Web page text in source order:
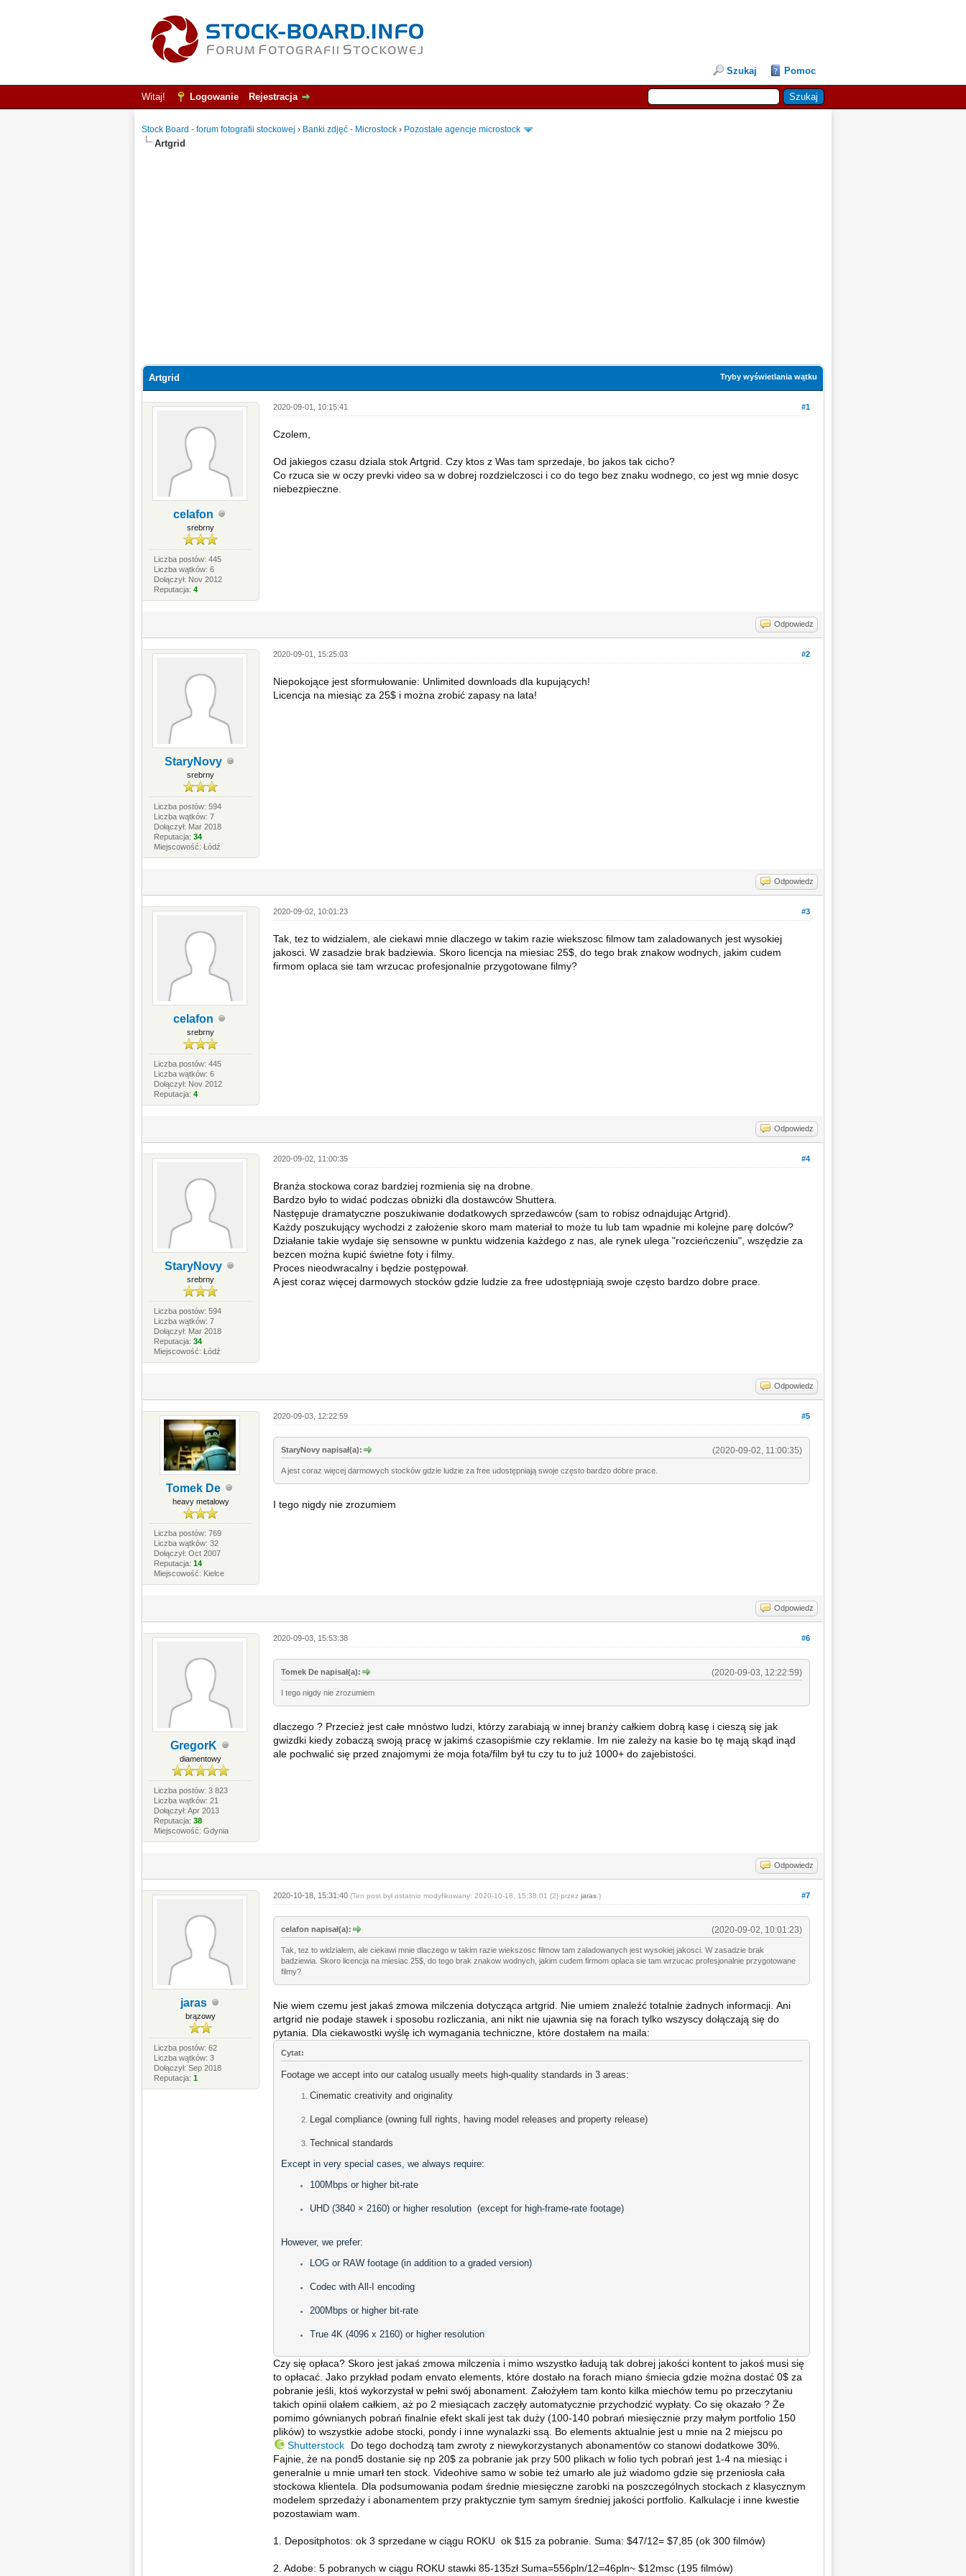
Szukaj Pomoc
Witaj! Logowanie Rejestracja
Stock Board - forum fotografii stockowej › Banki zdjęć - Microstock › Pozostałe agencje microstock
Artgrid
Tryby wyświetlania wątku
Artgrid
celafon
srebrny
Liczba postów: 445
Liczba wątków: 6
Dołączył: Nov 2012
Reputacja:4
#1
2020-09-01, 10:15:41
Czolem,
Od jakiegos czasu dziala stok Artgrid. Czy ktos z Was tam sprzedaje, bo jakos tak cicho?
Co rzuca sie w oczy prevki video sa w dobrej rozdzielczosci i co do tego bez znaku wodnego, co jest wg mnie dosyc
niebezpieczne.
Odpowiedz
StaryNovy
srebrny
Liczba postów: 594
Liczba wątków: 7
Dołączył: Mar 2018
Reputacja:34
Miejscowość: Łódź
#2
2020-09-01, 15:25:03
Niepokojące jest sformułowanie: Unlimited downloads dla kupujących!
Licencja na miesiąc za 25$ i można zrobić zapasy na lata!
Odpowiedz
celafon
srebrny
Liczba postów: 445
Liczba wątków: 6
Dołączył: Nov 2012
Reputacja:4
#3
2020-09-02, 10:01:23
Tak, tez to widzialem, ale ciekawi mnie dlaczego w takim razie wiekszosc filmow tam zaladowanych jest wysokiej
jakosci. W zasadzie brak badziewia. Skoro licencja na miesiac 25$, do tego brak znakow wodnych, jakim cudem
firmom oplaca sie tam wrzucac profesjonalnie przygotowane filmy?
Odpowiedz
StaryNovy
srebrny
Liczba postów: 594
Liczba wątków: 7
Dołączył: Mar 2018
Reputacja:34
Miejscowość: Łódź
#4
2020-09-02, 11:00:35
Branża stockowa coraz bardziej rozmienia się na drobne.
Bardzo było to widać podczas obniżki dla dostawców Shuttera.
Następuje dramatyczne poszukiwanie dodatkowych sprzedawców (sam to robisz odnajdując Artgrid).
Każdy poszukujący wychodzi z założenie skoro mam materiał to może tu lub tam wpadnie mi kolejne parę dolców?
Działanie takie wydaje się sensowne w punktu widzenia każdego z nas, ale rynek ulega "rozcieńczeniu", wszędzie za
bezcen można kupić świetne foty i filmy.
Proces nieodwracalny i będzie postępował.
A jest coraz więcej darmowych stocków gdzie ludzie za free udostępniają swoje często bardzo dobre prace.
Odpowiedz
Tomek De
heavy metalowy
Liczba postów: 769
Liczba wątków: 32
Dołączył: Oct 2007
Reputacja:14
Miejscowość: Kielce
#5
2020-09-03, 12:22:59
(2020-09-02, 11:00:35)
StaryNovy napisał(a):
A jest coraz więcej darmowych stocków gdzie ludzie za free udostępniają swoje często bardzo dobre prace.
I tego nigdy nie zrozumiem
Odpowiedz
GregorK
diamentowy
Liczba postów: 3 823
Liczba wątków: 21
Dołączył: Apr 2013
Reputacja:38
Miejscowość: Gdynia
#6
2020-09-03, 15:53:38
(2020-09-03, 12:22:59)
Tomek De napisał(a):
I tego nigdy nie zrozumiem
dlaczego ? Przecież jest całe mnóstwo ludzi, którzy zarabiają w innej branży całkiem dobrą kasę i cieszą się jak
gwizdki kiedy zobaczą swoją pracę w jakimś czasopiśmie czy reklamie. Im nie zależy na kasie bo tę mają skąd inąd
ale pochwalić się przed znajomymi że moja fota/film był tu czy tu to już 1000+ do zajebistości.
Odpowiedz
jaras
brązowy
Liczba postów: 62
Liczba wątków: 3
Dołączył: Sep 2018
Reputacja:1
#7
2020-10-18, 15:31:40 (Ten post był ostatnio modyfikowany: 2020-10-18, 15:38:01 {2} przez jaras.)
(2020-09-02, 10:01:23)
celafon napisał(a):
Tak, tez to widzialem, ale ciekawi mnie dlaczego w takim razie wiekszosc filmow tam zaladowanych jest wysokiej jakosci. W zasadzie brak
badziewia. Skoro licencja na miesiac 25$, do tego brak znakow wodnych, jakim cudem firmom oplaca sie tam wrzucac profesjonalnie przygotowane
filmy?
Nie wiem czemu jest jakaś zmowa milczenia dotycząca artgrid. Nie umiem znaleźć totalnie żadnych informacji. Ani
artgrid nie podaje stawek i sposobu rozliczania, ani nikt nie ujawnia się na forach tylko wszyscy dołączają się do
pytania. Dla ciekawostki wyślę ich wymagania techniczne, które dostałem na maila:
Cytat:
Footage we accept into our catalog usually meets high-quality standards in 3 areas:
Cinematic creativity and originality
Legal compliance (owning full rights, having model releases and property release)
Technical standards
Except in very special cases, we always require:
100Mbps or higher bit-rate
UHD (3840 × 2160) or higher resolution (except for high-frame-rate footage)
However, we prefer:
LOG or RAW footage (in addition to a graded version)
Codec with All-I encoding
200Mbps or higher bit-rate
True 4K (4096 x 2160) or higher resolution
Czy się opłaca? Skoro jest jakaś zmowa milczenia i mimo wszystko ładują tak dobrej jakości kontent to jakoś musi się
to opłacać. Jako przykład podam envato elements, które dostało na forach miano śmiecia gdzie można dostać 0$ za
pobranie jeśli, ktoś wykorzystał w pełni swój abonament. Założyłem tam konto kilka miechów temu po przeczytaniu
takich opinii olałem całkiem, aż po 2 miesiącach zaczęły automatycznie przychodzić wypłaty. Co się okazało ? Że
pomimo gównianych pobrań finalnie efekt skali jest tak duży (100-140 pobrań miesięcznie przy małym portfolio 150
plików) to wszystkie adobe stocki, pondy i inne wynalazki ssą. Bo elements aktualnie jest u mnie na 2 miejscu po
Shutterstock
Do tego dochodzą tam zwroty z niewykorzystanych abonamentów co stanowi dodatkowe 30%.
Fajnie, że na pond5 dostanie się np 20$ za pobranie jak przy 500 plikach w folio tych pobrań jest 1-4 na miesiąc i
generalnie u mnie umarł ten stock. Videohive samo w sobie też umarło ale już wiadomo gdzie się przeniosła cała
stockowa klientela. Dla podsumowania podam średnie miesięczne zarobki na poszczególnych stockach z klasycznym
modelem sprzedaży i abonamentem przy praktycznie tym samym średniej jakości portfolio. Kalkulacje i inne kwestie
pozostawiam wam.
1. Depositphotos: ok 3 sprzedane w ciągu ROKU ok $15 za pobranie. Suma: $47/12= $7,85 (ok 300 filmów)
2. Adobe: 5 pobranych w ciągu ROKU stawki 85-135zł Suma=556pln/12=46pln~ $12msc (195 filmów)